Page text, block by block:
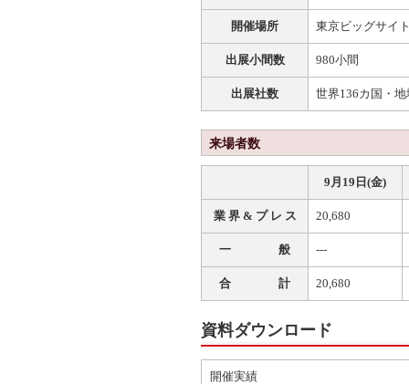
開催場所 東京ビッグサイ
出展小間数 980小間
出展社数 世界136カ国・
来場者数
9月19日(金)
業 界 & プ レ ス 20,680
一 般 ---
合 計 20,680
資料ダウンロード
開催実績